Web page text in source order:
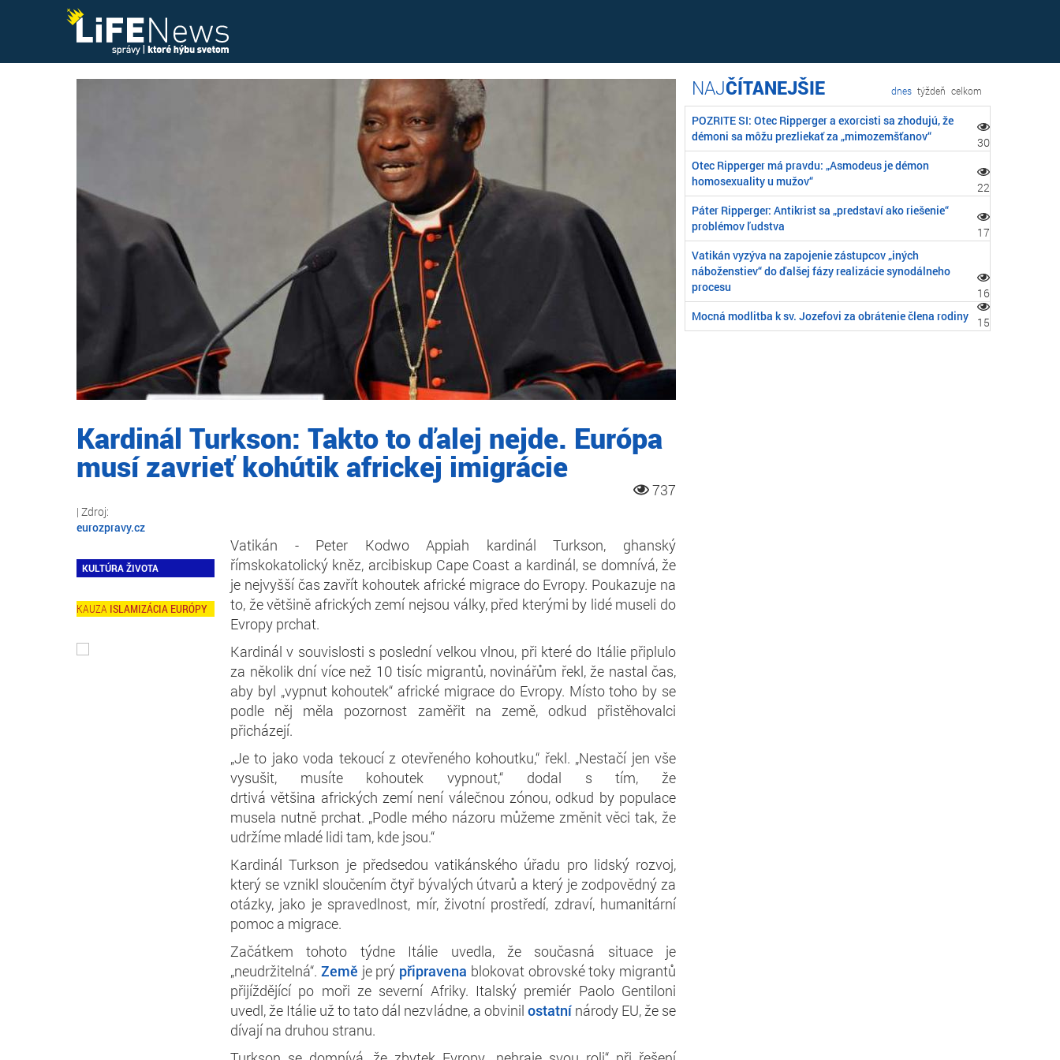
Kardinál Turkson: Takto to ďalej nejde. Európa
musí zavrieť kohútik africkej imigrácie
737
eurozpravy.cz
KULTÚRA ŽIVOTA
ISLAMIZÁCIA EURÓPY
Vatikán - Peter Kodwo Appiah kardinál Turkson, ghanský
římskokatolický kněz, arcibiskup Cape Coast a kardinál, se domnívá, že
je nejvyšší čas zavřít kohoutek africké migrace do Evropy. Poukazuje na
to, že většině afrických zemí nejsou války, před kterými by lidé museli do
Evropy prchat.
Kardinál v souvislosti s poslední velkou vlnou, při které do Itálie připlulo
za několik dní více než 10 tisíc migrantů, novinářům řekl, že nastal čas,
aby byl „vypnut kohoutek“ africké migrace do Evropy. Místo toho by se
podle něj měla pozornost zaměřit na země, odkud přistěhovalci
přicházejí.
„Je to jako voda tekoucí z otevřeného kohoutku,“ řekl. „Nestačí jen vše
vysušit, musíte kohoutek vypnout,“ dodal s tím, že
drtivá většina afrických zemí není válečnou zónou, odkud by populace
musela nutně prchat. „Podle mého názoru můžeme změnit věci tak, že
udržíme mladé lidi tam, kde jsou.“
Kardinál Turkson je předsedou vatikánského úřadu pro lidský rozvoj,
který se vznikl sloučením čtyř bývalých útvarů a který je zodpovědný za
otázky, jako je spravedlnost, mír, životní prostředí, zdraví, humanitární
pomoc a migrace.
Začátkem tohoto týdne Itálie uvedla, že současná situace je
„neudržitelná“. Země je prý připravena blokovat obrovské toky migrantů
přijíždějící po moři ze severní Afriky. Italský premiér Paolo Gentiloni
uvedl, že Itálie už to tato dál nezvládne, a obvinil ostatní národy EU, že se
dívají na druhou stranu.
ČÍTANEJŠIE dnes týždeň celkom
POZRITE SI: Otec Ripperger a exorcisti sa zhodujú, že
démoni sa môžu prezliekať za „mimozemšťanov“
30
Otec Ripperger má pravdu: „Asmodeus je démon
homosexuality u mužov“
22
Páter Ripperger: Antikrist sa „predstaví ako riešenie“
problémov ľudstva
17
Vatikán vyzýva na zapojenie zástupcov „iných
náboženstiev“ do ďalšej fázy realizácie synodálneho
procesu
16
Mocná modlitba k sv. Jozefovi za obrátenie člena rodiny
15